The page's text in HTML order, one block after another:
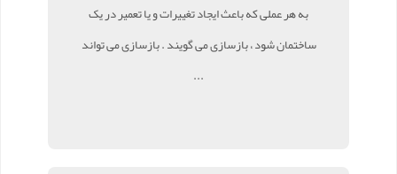
به هر عملی که باعث ایجاد تغییرات و یا تعمیر در یک
ساختمان شود ، بازسازی می گویند . بازسازی می تواند
...